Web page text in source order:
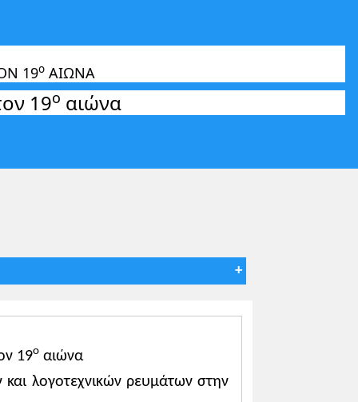
19oΑΙΩΝΑ
19ο αιώνα
19οαιώνα
και λογοτεχνικών ρευμάτων στην